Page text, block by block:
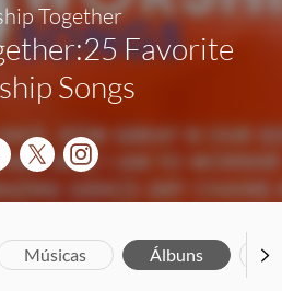
Together
Favorite
Songs
Músicas Álbuns